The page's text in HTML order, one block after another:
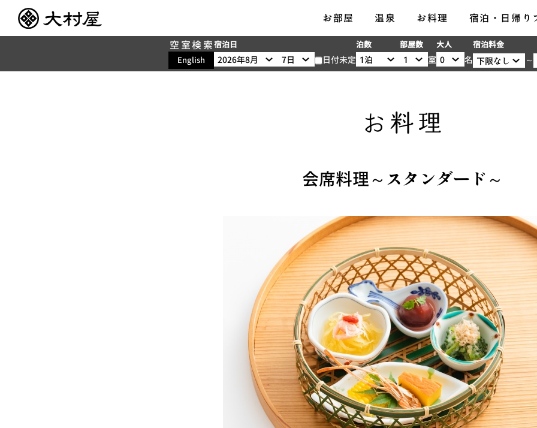
メ
ー
お部屋 温泉 お料理 宿泊・日帰り
空室検索
English
宿泊日
日付未定
泊数 部屋数
室
大人
名
宿泊料金
～
※
り
料
金
会席料理～スタンダード～